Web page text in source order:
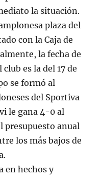
la situación.
plaza del
con la Caja de
la fecha de
es la del 17 de
se formó al
del Sportiva
le gana 4-0 al
presupuesto anual
los más bajos de
en hechos y